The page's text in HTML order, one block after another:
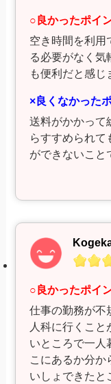
○良かったポイ
空き時間を利用
る必要がなく気
も便利だと感じ
×良くなかった
送料がかかって
らすすめられて
ができないこと
○良かったポイ
仕事の勤務が不
人科に行くこ
いところで一人
こにあるか分か
いしょできたと